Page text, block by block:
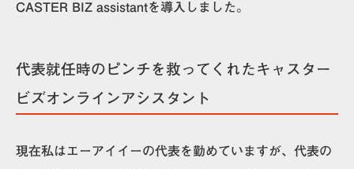
CASTER BIZ assistantを導入しました。
代表就任時のピンチを救ってくれたキャスター
ビズオンラインアシスタント
現在私はエーアイイーの代表を勤めていますが、代表の